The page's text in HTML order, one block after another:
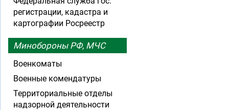
регистрации, кадастра и
картографии Росреестр
Минобороны РФ, МЧС
Военкоматы
Военные комендатуры
Территориальные отделы
надзорной деятельности